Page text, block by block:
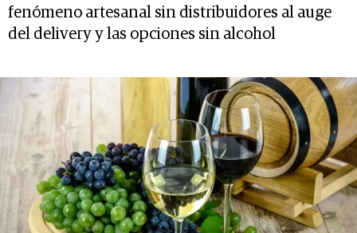
fenómeno artesanal sin distribuidores al auge
del delivery y las opciones sin alcohol